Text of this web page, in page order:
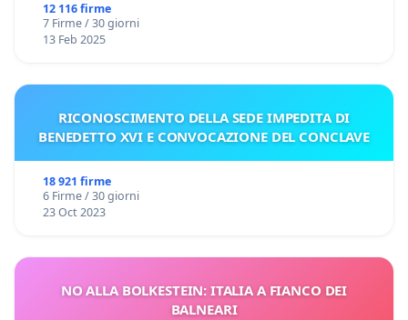
12 116 firme
7 Firme / 30 giorni
13 Feb 2025
RICONOSCIMENTO DELLA SEDE IMPEDITA DI
BENEDETTO XVI E CONVOCAZIONE DEL CONCLAVE
18 921 firme
6 Firme / 30 giorni
23 Oct 2023
NO ALLA BOLKESTEIN: ITALIA A FIANCO DEI
BALNEARI